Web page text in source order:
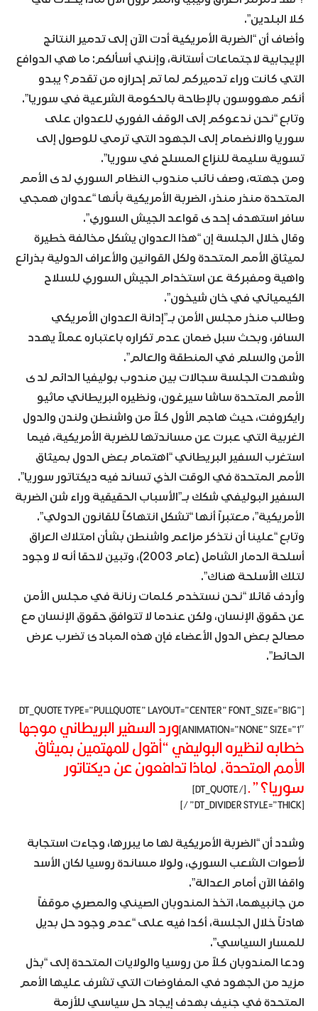
كلا البلدين”.
وأضاف أن “الضربة الأمريكية أدت الآن إلى تدمير النتائج
الإيجابية لاجتماعات أستانة، وإنني أسألكم: ما هي الدوافع
التي كانت وراء تدميركم لما تم إحرازه من تقدم؟ يبدو
أنكم مهووسون بالإطاحة بالحكومة الشرعية في سوريا”.
وتابع “نحن ندعوكم إلى الوقف الفوري للعدوان على
سوريا والانضمام إلى الجهود التي ترمي للوصول إلى
تسوية سليمة للنزاع المسلح في سوريا”.
ومن جهته، وصف نائب مندوب النظام السوري لدى الأمم
المتحدة منذر منذر، الضربة الأمريكية بأنها “عدوان همجي
سافر استهدف إحدى قواعد الجيش السوري”.
وقال خلال الجلسة إن “هذا العدوان يشكل مخالفة خطيرة
لميثاق الأمم المتحدة ولكل القوانين والأعراف الدولية بذرائع
واهية ومفبركة عن استخدام الجيش السوري للسلاح
الكيميائي في خان شيخون”.
وطالب منذر مجلس الأمن بـ”إدانة العدوان الأمريكي
السافر، وبحث سبل ضمان عدم تكراره باعتباره عملاً يهدد
الأمن والسلم في المنطقة والعالم”.
وشهدت الجلسة سجالات بين مندوب بوليفيا الدائم لدى
الأمم المتحدة ساشا سيرغون، ونظيره البريطاني ماثيو
رايكروفت، حيث هاجم الأول كلاً من واشنطن ولندن والدول
الغربية التي عبرت عن مساندتها للضربة الأمريكية، فيما
استغرب السفير البريطاني “اهتمام بعض الدول بميثاق
الأمم المتحدة في الوقت الذي تساند فيه ديكتاتور سوريا”.
السفير البوليفي شكك بـ”الأسباب الحقيقية وراء شن الضربة
الأمريكية”، معتبراً أنها “تشكل انتهاكاً للقانون الدولي”.
وتابع “علينا أن نتذكر مزاعم واشنطن بشأن امتلاك العراق
أسلحة الدمار الشامل (عام 2003)، وتبين لاحقا أنه لا وجود
لتلك الأسلحة هناك”.
وأردف قائلا “نحن نستخدم كلمات رنانة في مجلس الأمن
عن حقوق الإنسان، ولكن عندما لا تتوافق حقوق الإنسان مع
مصالح بعض الدول الأعضاء فإن هذه المبادئ تضرب عرض
الحائط”.
[DT_QUOTE TYPE=”PULLQUOTE” LAYOUT=”CENTER” FONT_SIZE=”BIG”
ANIMATION=”NONE” SIZE=”1″]ورد السفير البريطاني موجها
خطابه لنظيره البوليفي “أقول للمهتمين بميثاق
الأمم المتحدة، لماذا تدافعون عن ديكتاتور
سوريا؟”.[/DT_QUOTE]
[DT_DIVIDER STYLE=”THICK” /]
وشدد أن “الضربة الأمريكية لها ما يبررها، وجاءت استجابة
لأصوات الشعب السوري، ولولا مساندة روسيا لكان الأسد
واقفا الآن أمام العدالة”.
من جانبيهما، اتخذ المندوبان الصيني والمصري موقفاً
هادئاً خلال الجلسة، أكدا فيه على “عدم وجود حل بديل
للمسار السياسي”.
ودعا المندوبان كلاً من روسيا والولايات المتحدة إلى “بذل
مزيد من الجهود في المفاوضات التي تشرف عليها الأمم
المتحدة في جنيف بهدف إيجاد حل سياسي للأزمة